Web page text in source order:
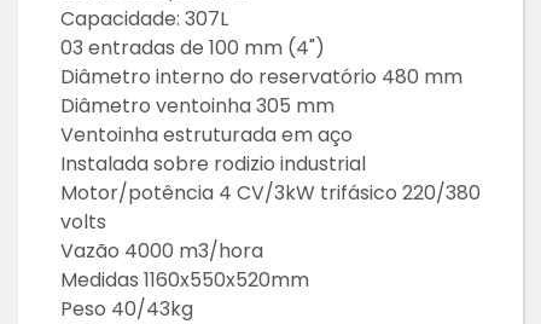
Capacidade: 307L
03 entradas de 100 mm (4")
Diâmetro interno do reservatório 480 mm
Diâmetro ventoinha 305 mm
Ventoinha estruturada em aço
Instalada sobre rodizio industrial
Motor/potência 4 CV/3kW trifásico 220/380
volts
Vazão 4000 m3/hora
Medidas 1160x550x520mm
Peso 40/43kg